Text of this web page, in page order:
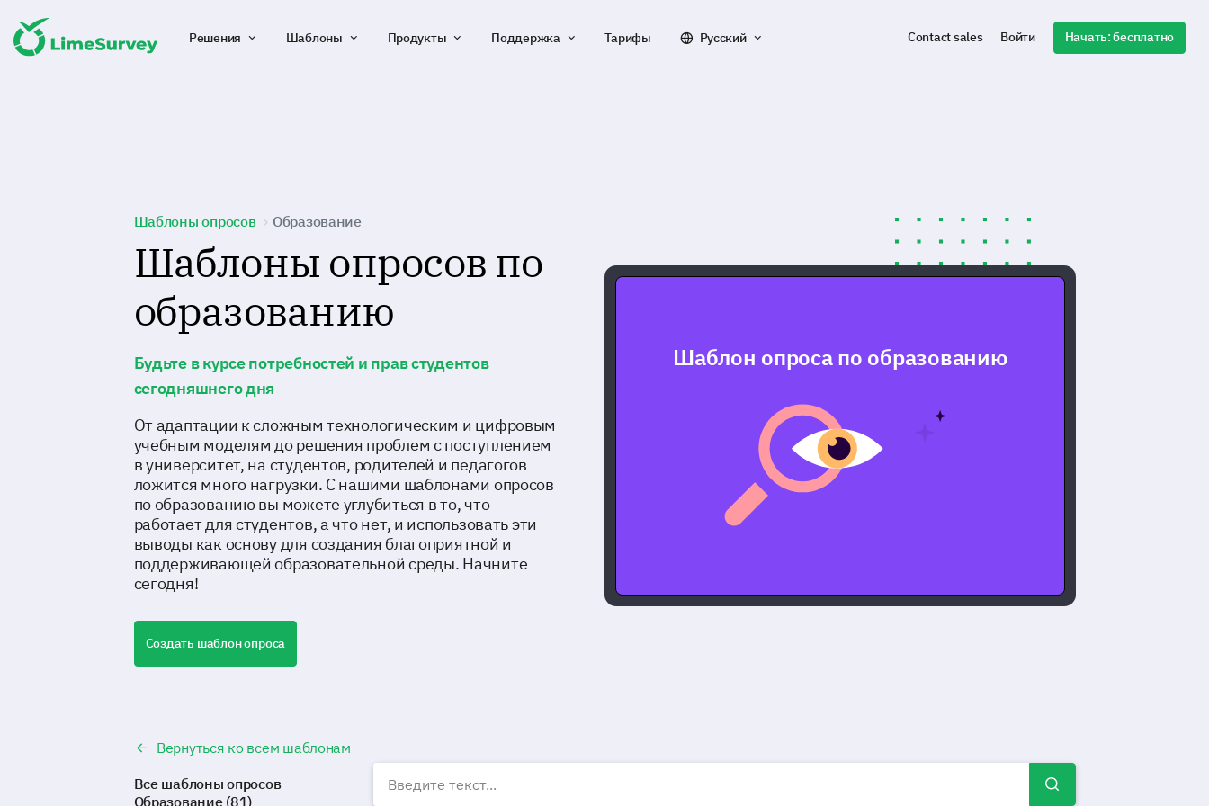
Решения Шаблоны Продукты Поддержка Тарифы Русский Contact sales Войти Начать: бесплатно
Шаблоны опросов Образование
Шаблоны опросов по
образованию
Будьте в курсе потребностей и прав студентов
сегодняшнего дня
От адаптации к сложным технологическим и цифровым
учебным моделям до решения проблем с поступлением
в университет, на студентов, родителей и педагогов
ложится много нагрузки. С нашими шаблонами опросов
по образованию вы можете углубиться в то, что
работает для студентов, а что нет, и использовать эти
выводы как основу для создания благоприятной и
поддерживающей образовательной среды. Начните
сегодня!
Создать шаблон опроса
Шаблон опроса по образованию
Образование шаблоны опросов, примеры и
Вернуться ко всем шаблонам
Все шаблоны опросов
Образование (81)